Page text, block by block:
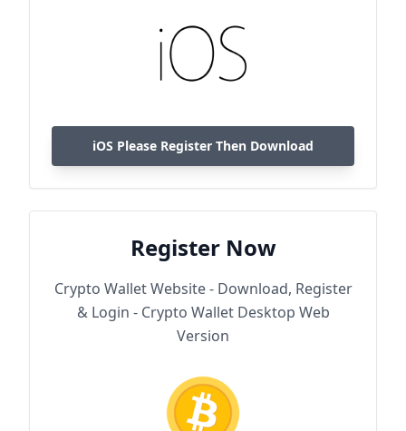
iOS Please Register Then Download
Register Now
Crypto Wallet Website - Download, Register
& Login - Crypto Wallet Desktop Web
Version